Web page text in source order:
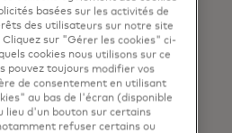
des
sont
pour les
les membres
mois à offrir à
basées sur les activités de
des utilisateurs sur notre site
sur "Gérer les cookies" ci-
cookies nous utilisons sur ce
pouvez toujours modifier vos
de consentement en utilisant
au bas de l'écran (disponible
lieu d'un bouton sur certains
refuser certains ou